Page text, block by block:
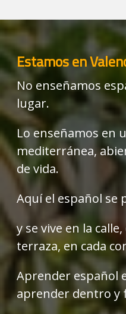
Estamos en
No enseñamos
lugar.
Lo enseñamos en
mediterránea,
de vida.
Aquí el español se
y se vive en la
terraza, en cada
Aprender español
aprender dentro y